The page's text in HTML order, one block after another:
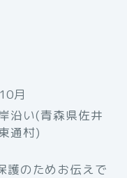
月
い(青森県佐井
通村)
護のためお伝えで